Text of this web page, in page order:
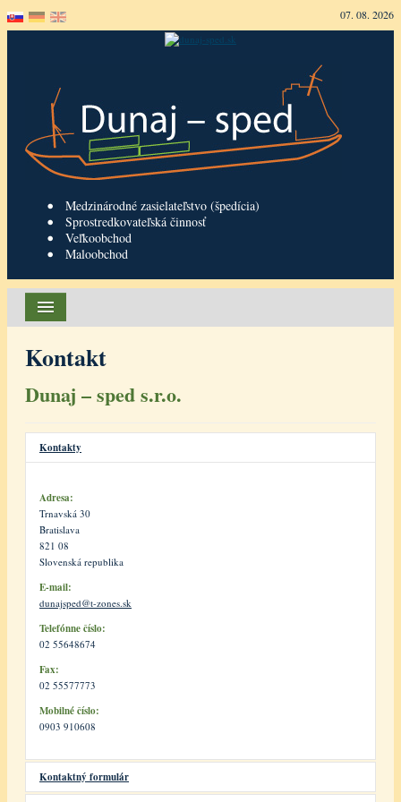
07. 08. 2026
Medzinárodné zasielateľstvo (špedícia)
Sprostredkovateľská činnosť
Veľkoobchod
Maloobchod
O firme
Predmety činnosti
Námorné kontajnery
Kontakt
Kontakt
Dunaj – sped s.r.o.
Kontakty
Adresa:
Trnavská 30
Bratislava
821 08
Slovenská republika
E-mail:
dunajsped@t-zones.sk
Telefónne číslo:
02 55648674
Fax:
02 55577773
Mobilné číslo:
0903 910608
Kontaktný formulár